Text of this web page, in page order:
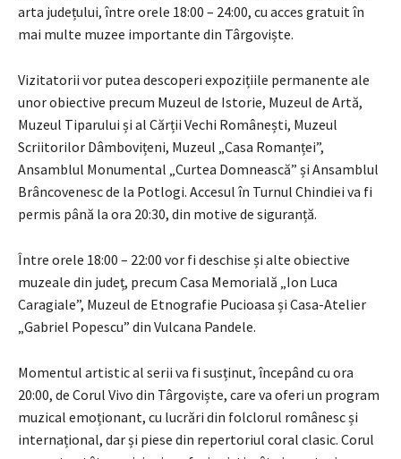
arta județului, între orele 18:00 – 24:00, cu acces gratuit în
mai multe muzee importante din Târgoviște.
Vizitatorii vor putea descoperi expozițiile permanente ale
unor obiective precum Muzeul de Istorie, Muzeul de Artă,
Muzeul Tiparului și al Cărții Vechi Românești, Muzeul
Scriitorilor Dâmbovițeni, Muzeul „Casa Romanței”,
Ansamblul Monumental „Curtea Domnească” și Ansamblul
Brâncovenesc de la Potlogi. Accesul în Turnul Chindiei va fi
permis până la ora 20:30, din motive de siguranță.
Între orele 18:00 – 22:00 vor fi deschise și alte obiective
muzeale din județ, precum Casa Memorială „Ion Luca
Caragiale”, Muzeul de Etnografie Pucioasa și Casa-Atelier
„Gabriel Popescu” din Vulcana Pandele.
Momentul artistic al serii va fi susținut, începând cu ora
20:00, de Corul Vivo din Târgoviște, care va oferi un program
muzical emoționant, cu lucrări din folclorul românesc și
internațional, dar și piese din repertoriul coral clasic. Corul